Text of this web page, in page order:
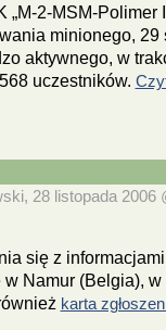
2-MSM-Polimer
minionego, 29
aktywnego, w
uczestników.
28 listopada 2006
się z
Namur (Belgia),
karta